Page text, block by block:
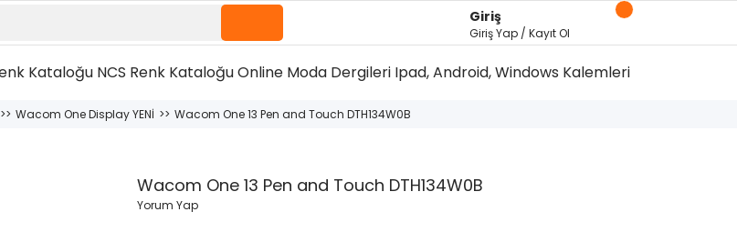
Giriş
Giriş Yap / Kayıt Ol
Kataloğu NCS Renk KataloğuOnline Moda Dergileri Ipad, Android, Windows Kalemleri
Wacom One Display YENİ Wacom One 13 Pen and Touch DTH134W0B
Wacom One 13 Pen and Touch DTH134W0B
Yorum Yap